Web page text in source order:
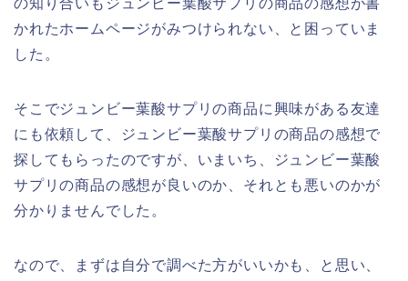
の知り合いもジュンビー葉酸サプリの商品の感想が書
かれたホームページがみつけられない、と困っていま
した。
そこでジュンビー葉酸サプリの商品に興味がある友達
にも依頼して、ジュンビー葉酸サプリの商品の感想で
探してもらったのですが、いまいち、ジュンビー葉酸
サプリの商品の感想が良いのか、それとも悪いのかが
分かりませんでした。
なので、まずは自分で調べた方がいいかも、と思い、